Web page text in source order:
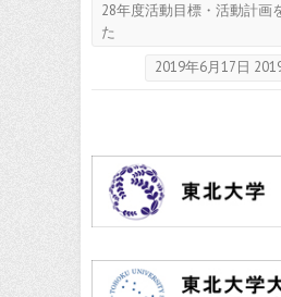
28年度活動目標・活動計画
た
2019年6月17日